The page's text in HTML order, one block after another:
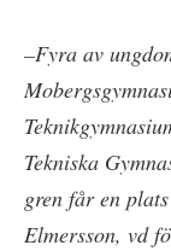
–Fyra av
Tekniska
gren får en
Elmersson, vd